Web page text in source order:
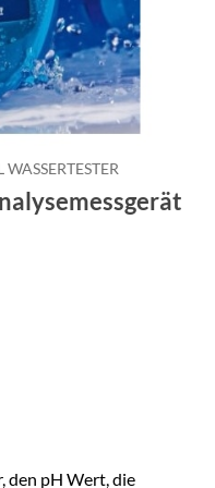
WASSERTESTER
den pH Wert, die